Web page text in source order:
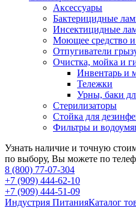
Аксессуары
Бактерицидные
Инсектицидные
Моющее средство и
Отпугиватели
Очистка, мойка и
Инвентарь и
Тележки
Урны, баки
Стерилизаторы
Стойка для
Фильтры и
Узнать наличие и точную
по выбору, Вы можете по
8 (800) 77-07-304
+7 (909) 444-62-10
+7 (909) 444-51-09
Индустрия ПитанияКаталог